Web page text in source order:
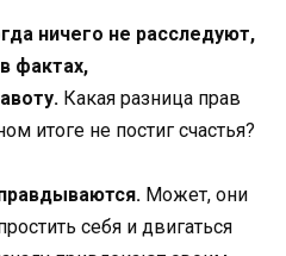
ничего не расследуют,
фактах,
Какая разница прав
итоге не постиг счастья?
Может, они
себя и двигаться